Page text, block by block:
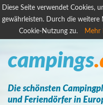
Diese Seite verwendet Cookies,
gewährleisten. Durch die
Cookie-Nutzung zu.
Mehr
campings
Die schönsten
und Feriendörfer in